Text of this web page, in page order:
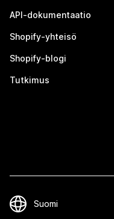
API-dokumentaatio
Shopify-yhteisö
Shopify-blogi
Tutkimus